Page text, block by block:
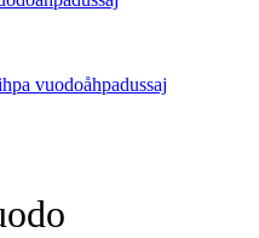
vuodoåhpadussaj